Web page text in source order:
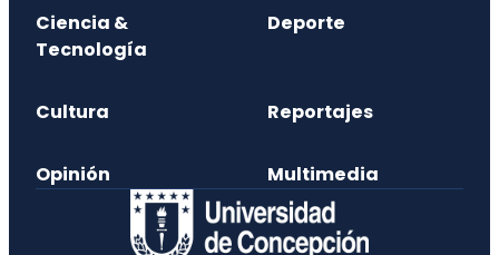
Ciencia &
Tecnología
Deporte
Cultura Reportajes
Opinión Multimedia